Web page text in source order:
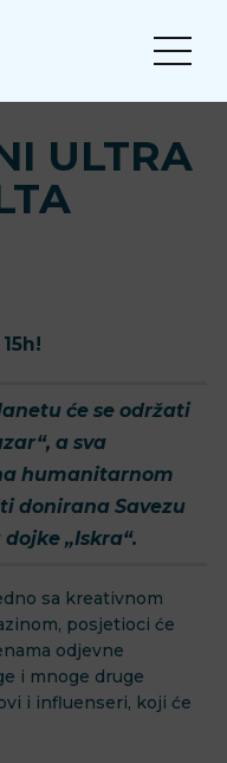
ULTRA
će se održati
a sva
humanitarnom
donirana Savezu
„Iskra“.
sa kreativnom
posjetioci će
odjevne
i mnoge druge
i influenseri, koji će